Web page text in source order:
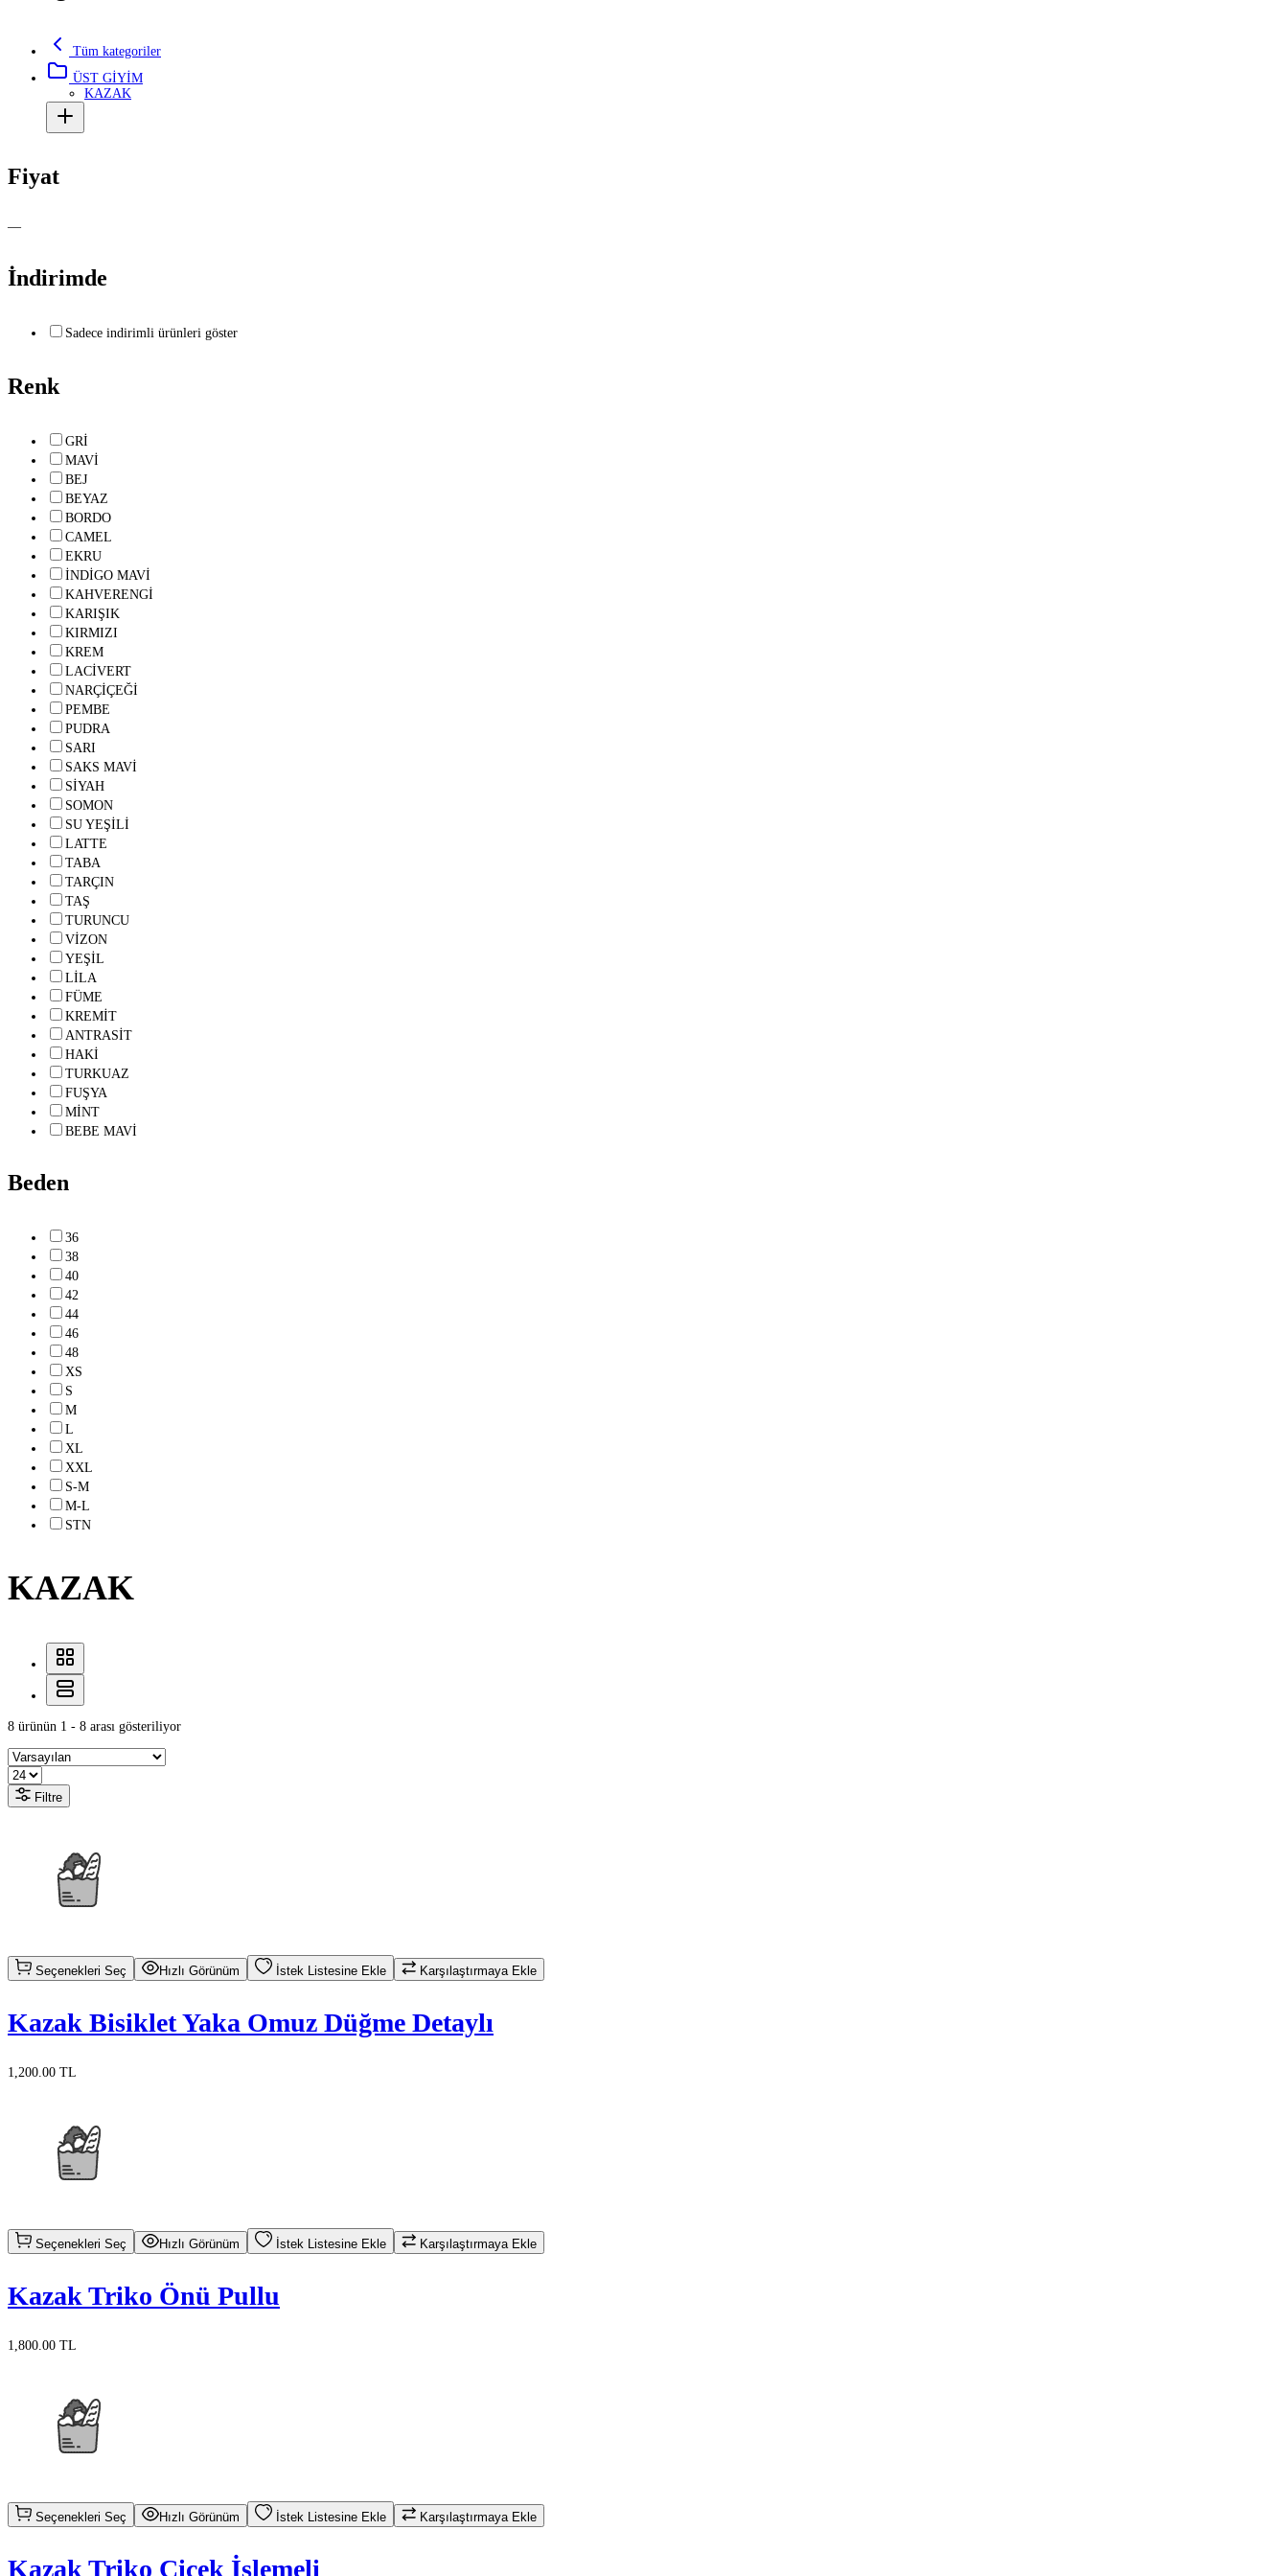
Tüm kategoriler
ÜST GİYİM
KAZAK
Fiyat
—
İndirimde
Sadece indirimli ürünleri göster
Renk
GRİ
MAVİ
BEJ
BEYAZ
BORDO
CAMEL
EKRU
İNDİGO MAVİ
KAHVERENGİ
KARIŞIK
KIRMIZI
KREM
LACİVERT
NARÇİÇEĞİ
PEMBE
PUDRA
SARI
SAKS MAVİ
SİYAH
SOMON
SU YEŞİLİ
LATTE
TABA
TARÇIN
TAŞ
TURUNCU
VİZON
YEŞİL
LİLA
FÜME
KREMİT
ANTRASİT
HAKİ
TURKUAZ
FUŞYA
MİNT
BEBE MAVİ
Beden
36
38
40
42
44
46
48
XS
S
M
L
XL
XXL
S-M
M-L
STN
KAZAK
8 ürünün 1 - 8 arası gösteriliyor
Filtre
Seçenekleri Seç Hızlı Görünüm İstek Listesine Ekle Karşılaştırmaya Ekle
Kazak Bisiklet Yaka Omuz Düğme Detaylı
1,200.00 TL
Seçenekleri Seç Hızlı Görünüm İstek Listesine Ekle Karşılaştırmaya Ekle
Kazak Triko Önü Pullu
1,800.00 TL
Seçenekleri Seç Hızlı Görünüm İstek Listesine Ekle Karşılaştırmaya Ekle
Kazak Triko Çiçek İşlemeli